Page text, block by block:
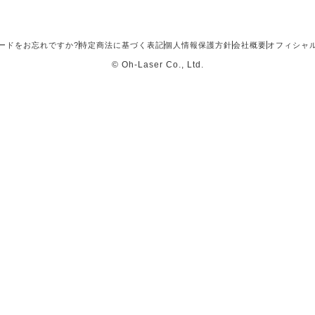
ドをお忘れですか?特定商法に基づく表記個人情報保護方針会社概要 オフィシャ
© Oh-Laser Co., Ltd.